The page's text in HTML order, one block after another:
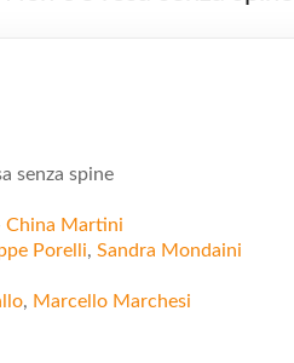
senza spine
China Martini
Porelli, Sandra Mondaini
, Marcello Marchesi